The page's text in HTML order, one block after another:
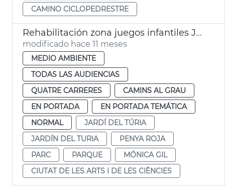
CAMINO CICLOPEDRESTRE
Rehabilitación zona juegos infantiles Jardín del Túria València
modificado hace 11 meses
MEDIO AMBIENTE
TODAS LAS AUDIENCIAS
QUATRE CARRERES
CAMINS AL GRAU
EN PORTADA
EN PORTADA TEMÁTICA
NORMAL
JARDÍ DEL TÚRIA
JARDÍN DEL TURIA
PENYA ROJA
PARC
PARQUE
MÓNICA GIL
CIUTAT DE LES ARTS I DE LES CIÈNCIES